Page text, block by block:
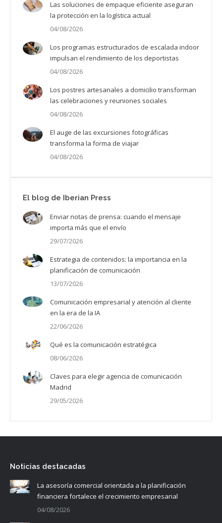
Las soluciones de empaque eficiente aseguran
la protección en la logística actual
04/08/2026
Los programas estructurados de escalada indoor
impulsan el rendimiento de los deportistas
04/08/2026
Los postres artesanales a domicilio transforman
las celebraciones y reuniones sociales
04/08/2026
El auge de las excursiones fotográficas
transforma la forma de viajar
04/08/2026
El blog de Iberian Press
Enviar notas de prensa: cuando el mensaje
importa más que el envío
29/07/2026
Estrategia de contenidos: la importancia en la
planificación de comunicación
13/07/2026
Comunicación empresarial y atención al cliente
en la era de la IA
22/06/2026
Qué es la comunicación estratégica
08/06/2026
Claves para elegir agencia de comunicación
Madrid
29/05/2026
Noticias destacadas
La asesoría comercial orientada a la planificación
financiera fortalece el crecimiento empresarial
04/08/2026